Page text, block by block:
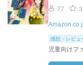
77
感想・レビュ
児童向けフ